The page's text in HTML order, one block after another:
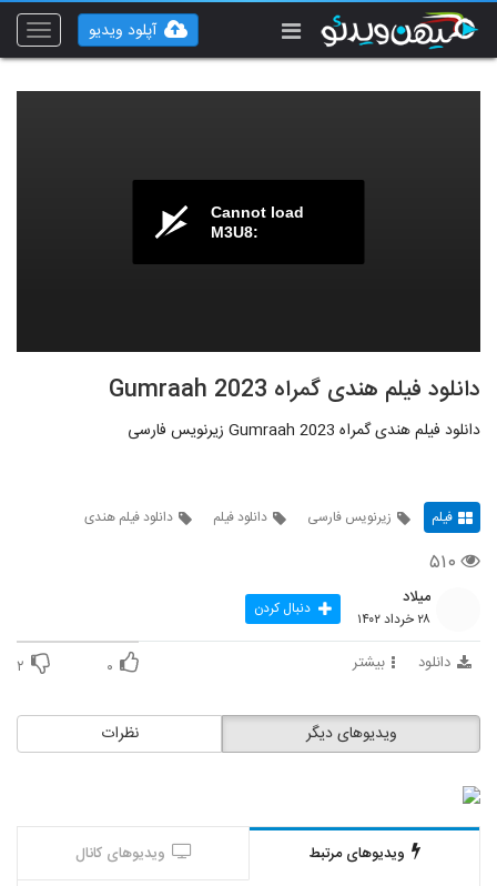
Toggle
آپلود ویدیو
Cannot load
M3U8:
دانلود فیلم هندی گمراه Gumraah 2023
دانلود فیلم هندی گمراه Gumraah 2023 زیرنویس فارسی
فیلم زیرنویس فارسی دانلود فیلم دانلود فیلم هندی
۵۱۰
میلاد
۲۸ خرداد ۱۴۰۲ دنبال کردن
دانلود بیشتر ۰ ۲
نظرات ویدیوهای دیگر
ویدیوهای مرتبط ویدیوهای کانال